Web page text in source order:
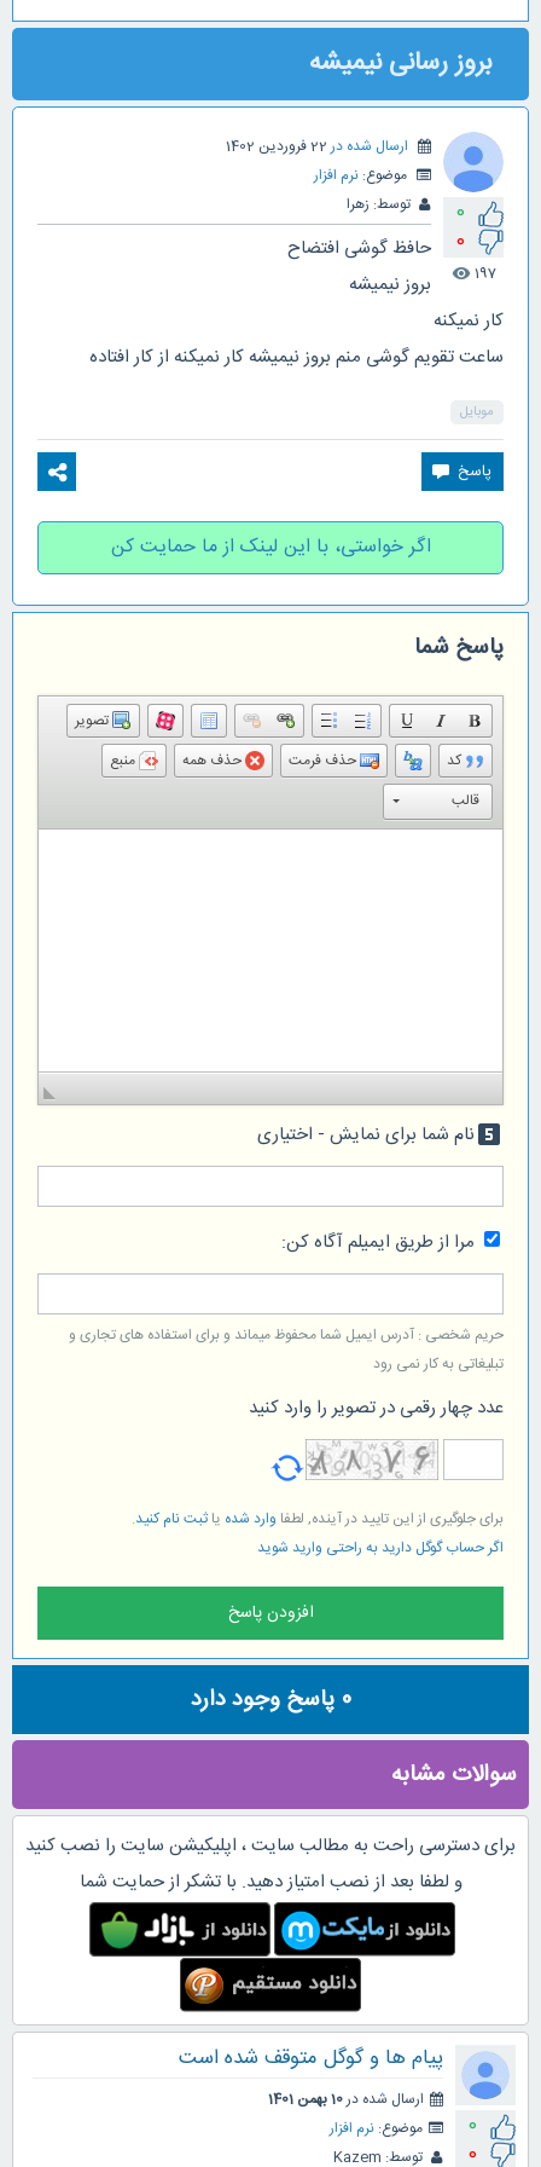
بروز رسانی نیمیشه
0
0
197
visibility
ارسال شده در 22 فروردین 1402
موضوع: نرم افزار
توسط: زهرا
حافظ گوشی افتضاح
بروز نیمیشه
کار نمیکنه
ساعت تقویم گوشی منم بروز نیمیشه کار نمیکنه از کار افتاده
موبایل
اگر خواستی، با این لینک از ما حمایت کن
پاسخ شما
تصویر
کد
حذف فرمت حذف همه
منبع
قالب
looks_5نام شما برای نمایش - اختیاری
مرا از طریق ایمیلم آگاه کن:
حریم شخصی : آدرس ایمیل شما محفوظ میماند و برای استفاده های تجاری و
تبلیغاتی به کار نمی رود
عدد چهار رقمی در تصویر را وارد کنید
برای جلوگیری از این تایید در آینده, لطفا وارد شده یاثبت نام کنید.
اگر حساب گوگل دارید به راحتی وارید شوید
0 پاسخ وجود دارد
سوالات مشابه
برای دسترسی راحت به مطالب سایت ، اپلیکیشن سایت را نصب کنید
و لطفا بعد از نصب امتیاز دهید. با تشکر از حمایت شما
0
0
پیام ها و گوگل متوقف شده است
ارسال شده در10 بهمن 1401
موضوع: نرم افزار
توسط: Kazem